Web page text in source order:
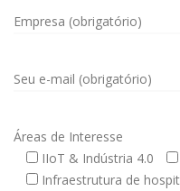
Empresa (obrigatório)
Seu e-mail (obrigatório)
Áreas de Interesse
IIoT & Indústria 4.0
Infraestrutura de